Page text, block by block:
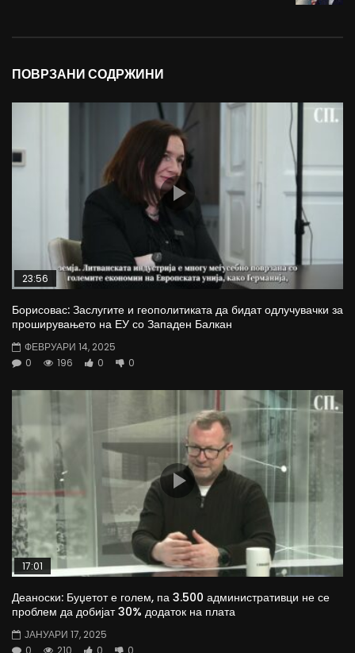
ПОВРЗАНИ СОДРЖИНИ
23:56
Борисовас: Заслугите и геополитиката да бидат одлучувачки за
проширувањето на ЕУ со Западен Балкан
ФЕВРУАРИ 14, 2025
0
196 0 0
17:01
Деаноски: Буџетот е голем, па 3.500 административци не се
проблем да добијат 30% додаток на плата
ЈАНУАРИ 17, 2025
0
210 0 0